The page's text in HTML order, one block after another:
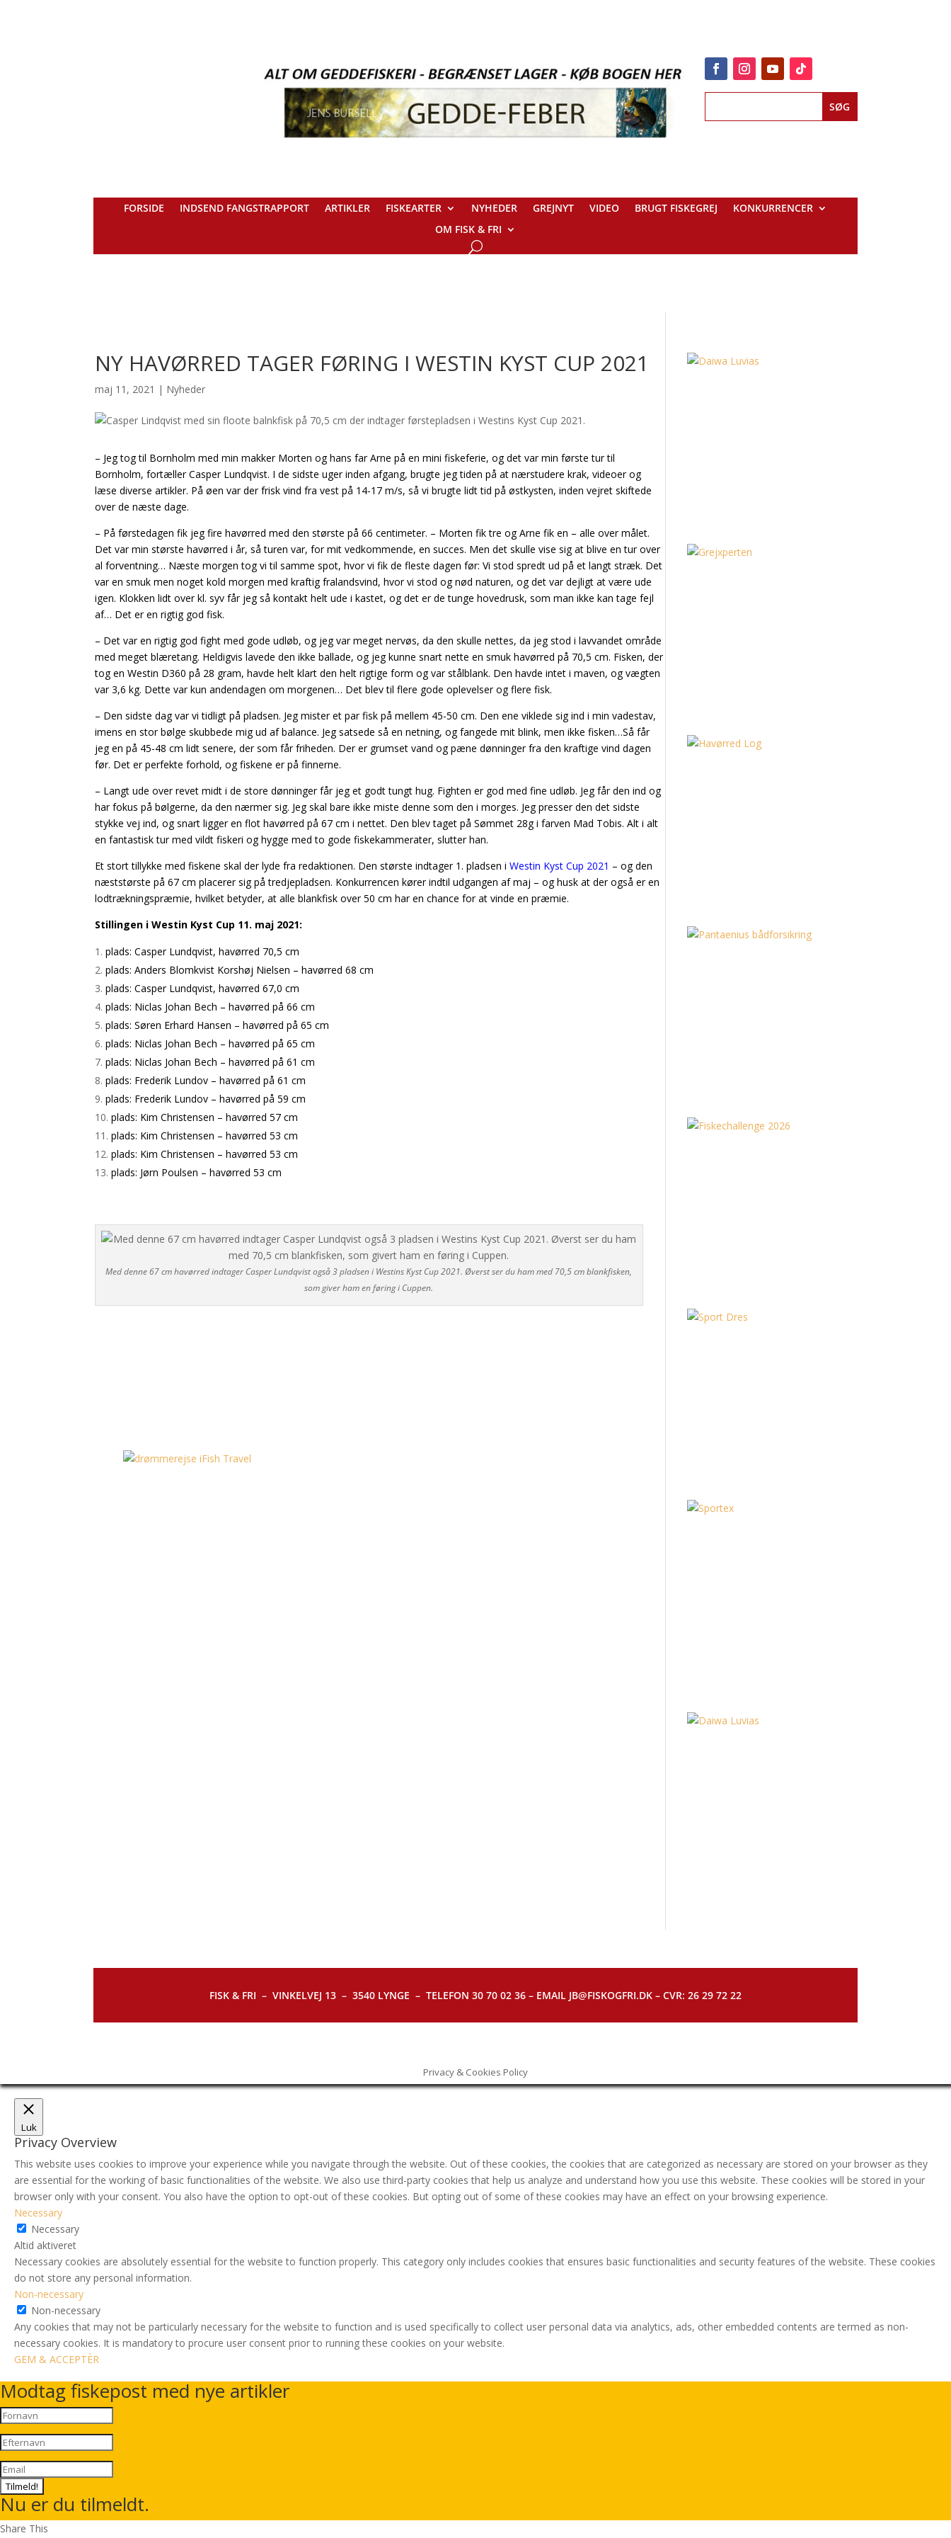
FORSIDE INDSEND FANGSTRAPPORT ARTIKLER FISKEARTER NYHEDER GREJNYT VIDEO BRUGT FISKEGREJ
KONKURRENCER
OM FISK & FRI
NY HAVØRRED TAGER FØRING I WESTIN KYST CUP 2021
maj 11, 2021 | Nyheder
– Jeg tog til Bornholm med min makker Morten og hans far Arne på en mini fiskeferie, og det var min første tur til
Bornholm, fortæller Casper Lundqvist. I de sidste uger inden afgang, brugte jeg tiden på at nærstudere krak, videoer og
læse diverse artikler. På øen var der frisk vind fra vest på 14-17 m/s, så vi brugte lidt tid på østkysten, inden vejret skiftede
over de næste dage.
– På førstedagen fik jeg fire havørred med den største på 66 centimeter. – Morten fik tre og Arne fik en – alle over målet.
Det var min største havørred i år, så turen var, for mit vedkommende, en succes. Men det skulle vise sig at blive en tur over
al forventning… Næste morgen tog vi til samme spot, hvor vi fik de fleste dagen før: Vi stod spredt ud på et langt stræk. Det
var en smuk men noget kold morgen med kraftig fralandsvind, hvor vi stod og nød naturen, og det var dejligt at være ude
igen. Klokken lidt over kl. syv får jeg så kontakt helt ude i kastet, og det er de tunge hovedrusk, som man ikke kan tage fejl
af… Det er en rigtig god fisk.
– Det var en rigtig god fight med gode udløb, og jeg var meget nervøs, da den skulle nettes, da jeg stod i lavvandet område
med meget blæretang. Heldigvis lavede den ikke ballade, og jeg kunne snart nette en smuk havørred på 70,5 cm. Fisken, der
tog en Westin D360 på 28 gram, havde helt klart den helt rigtige form og var stålblank. Den havde intet i maven, og vægten
var 3,6 kg. Dette var kun andendagen om morgenen… Det blev til flere gode oplevelser og flere fisk.
– Den sidste dag var vi tidligt på pladsen. Jeg mister et par fisk på mellem 45-50 cm. Den ene viklede sig ind i min vadestav,
imens en stor bølge skubbede mig ud af balance. Jeg satsede så en netning, og fangede mit blink, men ikke fisken…Så får
jeg en på 45-48 cm lidt senere, der som får friheden. Der er grumset vand og pæne dønninger fra den kraftige vind dagen
før. Det er perfekte forhold, og fiskene er på finnerne.
– Langt ude over revet midt i de store dønninger får jeg et godt tungt hug. Fighten er god med fine udløb. Jeg får den ind og
har fokus på bølgerne, da den nærmer sig. Jeg skal bare ikke miste denne som den i morges. Jeg presser den det sidste
stykke vej ind, og snart ligger en flot havørred på 67 cm i nettet. Den blev taget på Sømmet 28g i farven Mad Tobis. Alt i alt
en fantastisk tur med vildt fiskeri og hygge med to gode fiskekammerater, slutter han.
Et stort tillykke med fiskene skal der lyde fra redaktionen. Den største indtager 1. pladsen iWestin Kyst Cup 2021 – og den
næststørste på 67 cm placerer sig på tredjepladsen. Konkurrencen kører indtil udgangen af maj – og husk at der også er en
lodtrækningspræmie, hvilket betyder, at alle blankfisk over 50 cm har en chance for at vinde en præmie.
Stillingen i Westin Kyst Cup 11. maj 2021:
plads: Casper Lundqvist, havørred 70,5 cm
plads: Anders Blomkvist Korshøj Nielsen – havørred 68 cm
plads: Casper Lundqvist, havørred 67,0 cm
plads: Niclas Johan Bech – havørred på 66 cm
plads: Søren Erhard Hansen – havørred på 65 cm
plads: Niclas Johan Bech – havørred på 65 cm
plads: Niclas Johan Bech – havørred på 61 cm
plads: Frederik Lundov – havørred på 61 cm
plads: Frederik Lundov – havørred på 59 cm
plads: Kim Christensen – havørred 57 cm
plads: Kim Christensen – havørred 53 cm
plads: Kim Christensen – havørred 53 cm
plads: Jørn Poulsen – havørred 53 cm
Med denne 67 cm havørred indtager Casper Lundqvist også 3 pladsen i Westins Kyst Cup 2021. Øverst ser du ham med 70,5 cm blankfisken,
som giver ham en føring i Cuppen.
FISK & FRI – VINKELVEJ 13 – 3540 LYNGE – TELEFON 30 70 02 36 – EMAIL JB@FISKOGFRI.DK – CVR: 26 29 72 22
Privacy & Cookies Policy
Luk
Privacy Overview
This website uses cookies to improve your experience while you navigate through the website. Out of these cookies, the cookies that are categorized as necessary are stored on your browser as they
are essential for the working of basic functionalities of the website. We also use third-party cookies that help us analyze and understand how you use this website. These cookies will be stored in your
browser only with your consent. You also have the option to opt-out of these cookies. But opting out of some of these cookies may have an effect on your browsing experience.
Necessary
Necessary
Altid aktiveret
Necessary cookies are absolutely essential for the website to function properly. This category only includes cookies that ensures basic functionalities and security features of the website. These cookies
do not store any personal information.
Non-necessary
Non-necessary
Any cookies that may not be particularly necessary for the website to function and is used specifically to collect user personal data via analytics, ads, other embedded contents are termed as non-
necessary cookies. It is mandatory to procure user consent prior to running these cookies on your website.
GEM & ACCEPTÈR
Modtag fiskepost med nye artikler
Tilmeld!
Nu er du tilmeldt.
Share This